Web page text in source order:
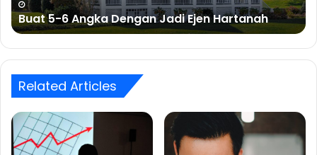
Buat 5-6 Angka Dengan Jadi Ejen Hartanah
Related Articles